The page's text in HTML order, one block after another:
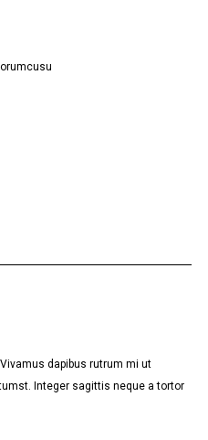
dapibus rutrum mi ut
Integer sagittis neque a tortor